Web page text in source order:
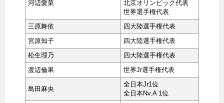
河辺愛菜
北京オリンピック代表
世界選手権代表
三原舞依
四大陸選手権代表
宮原知子
四大陸選手権代表
松生理乃
四大陸選手権代表
渡辺倫果
世界Jr選手権代表
島田麻央
全日本Jr1位
全日本Nv.A 1位